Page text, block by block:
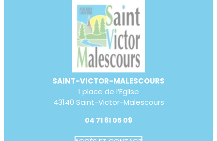
SAINT-VICTOR-MALESCOURS
1 place de l’Eglise
43140 Saint-Victor-Malescours
04 71 61 05 09